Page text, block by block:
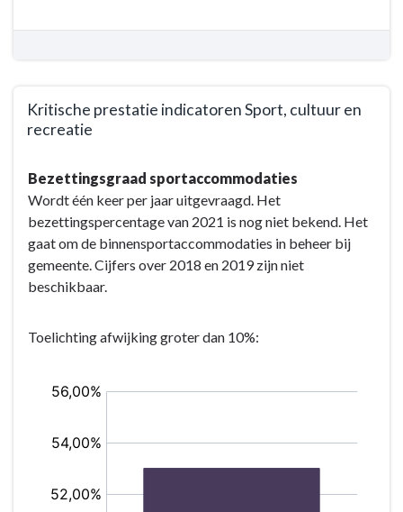
Kritische prestatie indicatoren Sport, cultuur en
recreatie
naar
navigatie
Programma
Sport,
recreatie
Bezettingsgraad sportaccommodaties
Wordt één keer per jaar uitgevraagd. Het
bezettingspercentage van 2021 is nog niet bekend. Het
gaat om de binnensportaccommodaties in beheer bij
gemeente. Cijfers over 2018 en 2019 zijn niet
beschikbaar.
Toelichting afwijking groter dan 10%: